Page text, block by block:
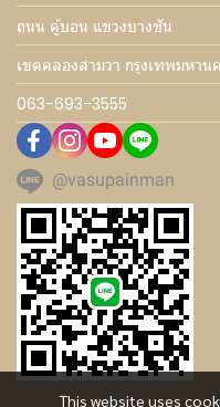
This website uses
ถนน คู้บอน แขวงบางชัน
เขตคลองสามวา กรุงเทพมหานค
063-693-3555
@vasupainman